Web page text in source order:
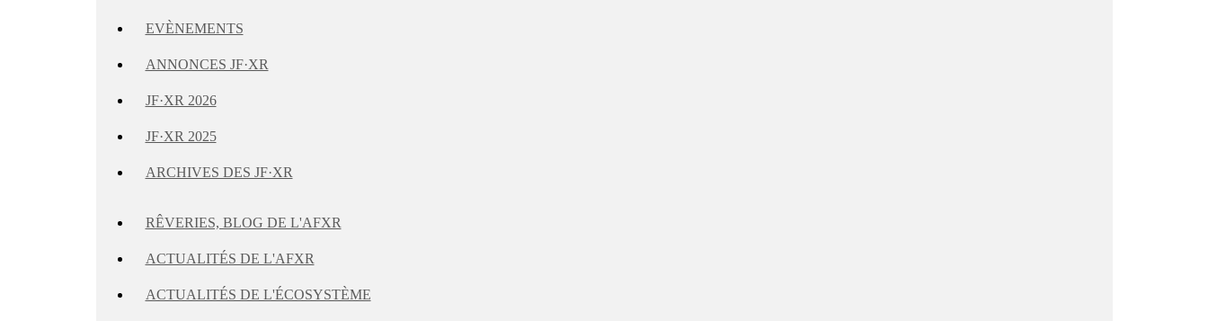
EVÈNEMENTS
ANNONCES JF·XR
JF·XR 2026
JF·XR 2025
ARCHIVES DES JF·XR
RÊVERIES, BLOG DE L'AFXR
ACTUALITÉS DE L'AFXR
ACTUALITÉS DE L'ÉCOSYSTÈME